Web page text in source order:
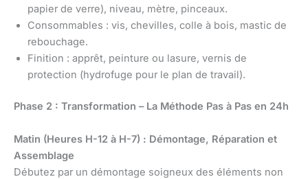
papier de verre), niveau, mètre, pinceaux.
Consommables : vis, chevilles, colle à bois, mastic de
rebouchage.
Finition : apprêt, peinture ou lasure, vernis de
protection (hydrofuge pour le plan de travail).
Phase 2 : Transformation – La Méthode Pas à Pas en 24h
Matin (Heures H-12 à H-7) : Démontage, Réparation et
Assemblage
Débutez par un démontage soigneux des éléments non